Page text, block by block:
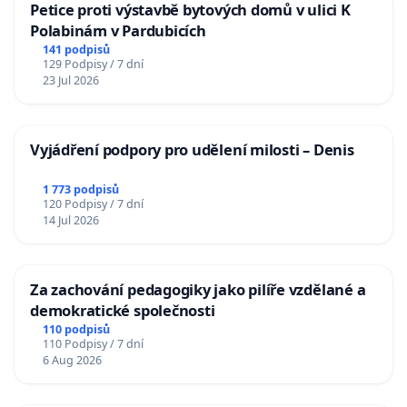
Petice proti výstavbě bytových domů v ulici K
Polabinám v Pardubicích
141 podpisů
129 Podpisy / 7 dní
23 Jul 2026
Vyjádření podpory pro udělení milosti – Denis
1 773 podpisů
120 Podpisy / 7 dní
14 Jul 2026
Za zachování pedagogiky jako pilíře vzdělané a
demokratické společnosti
110 podpisů
110 Podpisy / 7 dní
6 Aug 2026